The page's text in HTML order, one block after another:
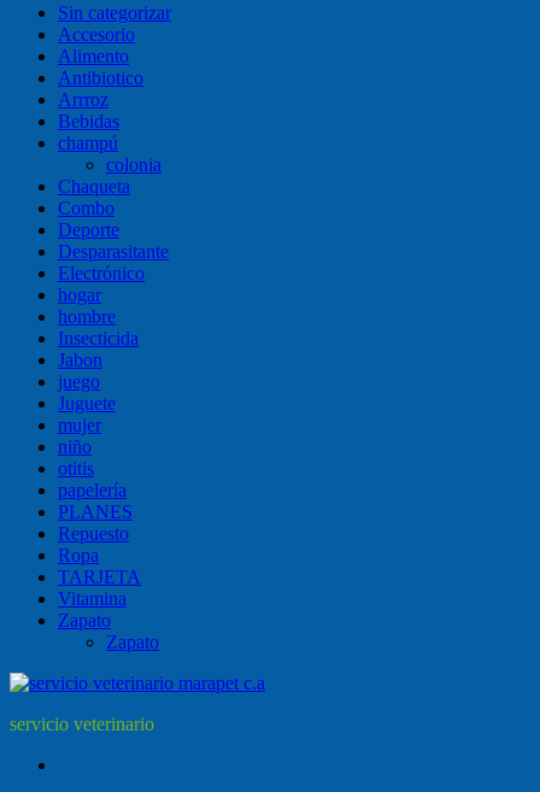
Sin categorizar
Accesorio
Alimento
Antibiotico
Arrroz
Bebidas
champú
colonia
Chaqueta
Combo
Deporte
Desparasitante
Electrónico
hogar
hombre
Insecticida
Jabon
juego
Juguete
mujer
niño
otitis
papelería
PLANES
Repuesto
Ropa
TARJETA
Vitamina
Zapato
Zapato
servicio veterinario